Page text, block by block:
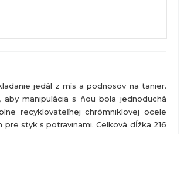
jedál z mís a podnosov na tanier.
manipulácia s ňou bola jednoduchá
recyklovateľnej chrómniklovej ocele
styk s potravinami. Celková dĺžka 216